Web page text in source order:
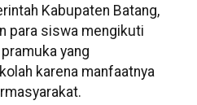
Kabupaten Batang,
para siswa mengikuti
yang
karena manfaatnya